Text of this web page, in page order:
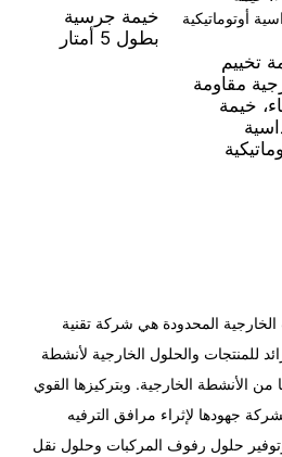
تخييم
مقاومة
خيمة
خيمة جرسية
بطول 5 أمتار
المحدودة هي شركة تقنية
للمنتجات والحلول الخارجية لأنشطة
من الأنشطة الخارجية. وبتركيزها القوي
جهودها لإثراء مرافق الترفيه
حلول رفوف المركبات وحلول نقل